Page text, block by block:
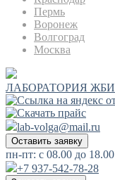
Пермь
Воронеж
Волгоград
Москва
ЛАБОРАТОРИЯ ЖБИ
lab-volga@mail.ru
Оставить заявку
пн-пт: с 08.00 до 18.00
+7 937-542-78-28